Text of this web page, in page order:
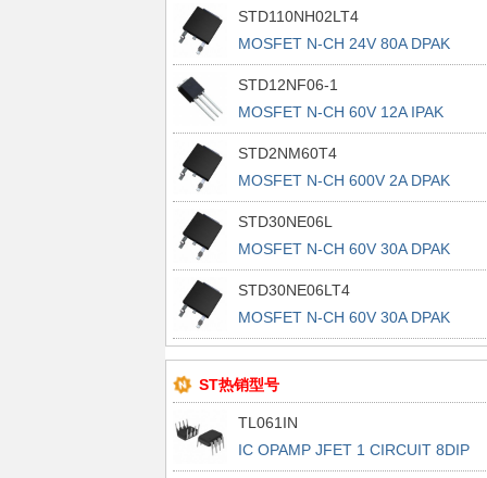
STD110NH02LT4
MOSFET N-CH 24V 80A DPAK
STD12NF06-1
MOSFET N-CH 60V 12A IPAK
STD2NM60T4
MOSFET N-CH 600V 2A DPAK
STD30NE06L
MOSFET N-CH 60V 30A DPAK
STD30NE06LT4
MOSFET N-CH 60V 30A DPAK
ST热销型号
TL061IN
IC OPAMP JFET 1 CIRCUIT 8DIP